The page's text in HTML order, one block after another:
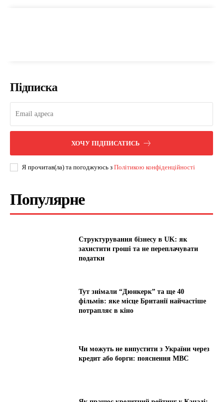
Підписка
ХОЧУ ПІДПИСАТИСЬ
Я прочитав(ла) та погоджуюсь з Політикою конфіденційності
Популярне
Структурування бізнесу в UK: як
захистити гроші та не переплачувати
податки
Тут знімали “Дюнкерк” та ще 40
фільмів: яке місце Британії найчастіше
потрапляє в кіно
Чи можуть не випустити з України через
кредит або борги: пояснення МВС